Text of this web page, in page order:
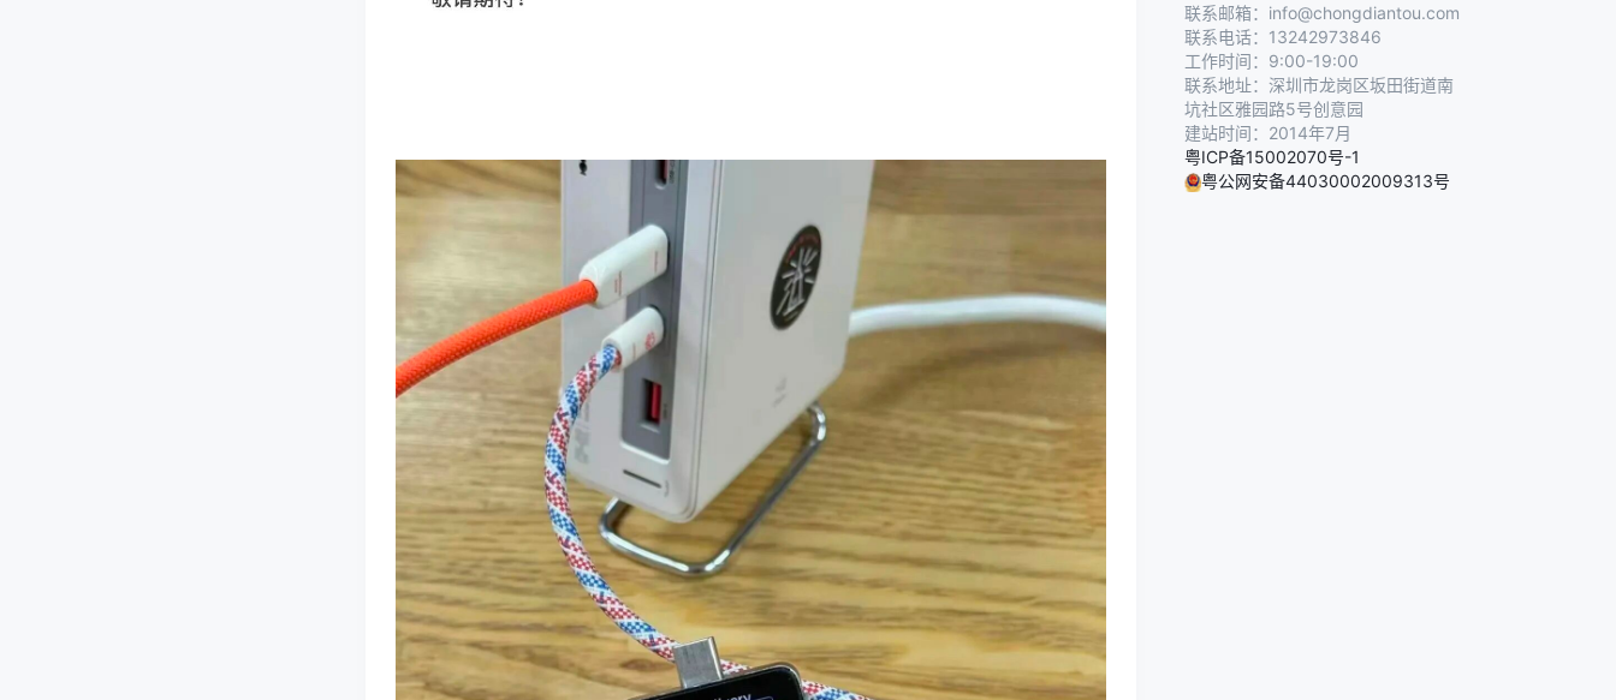
联系邮箱：info@chongdiantou.com
联系电话：13242973846
工作时间：9:00-19:00
联系地址：深圳市龙岗区坂田街道南
坑社区雅园路5号创意园
建站时间：2014年7月
粤ICP备15002070号-1
粤公网安备44030002009313号